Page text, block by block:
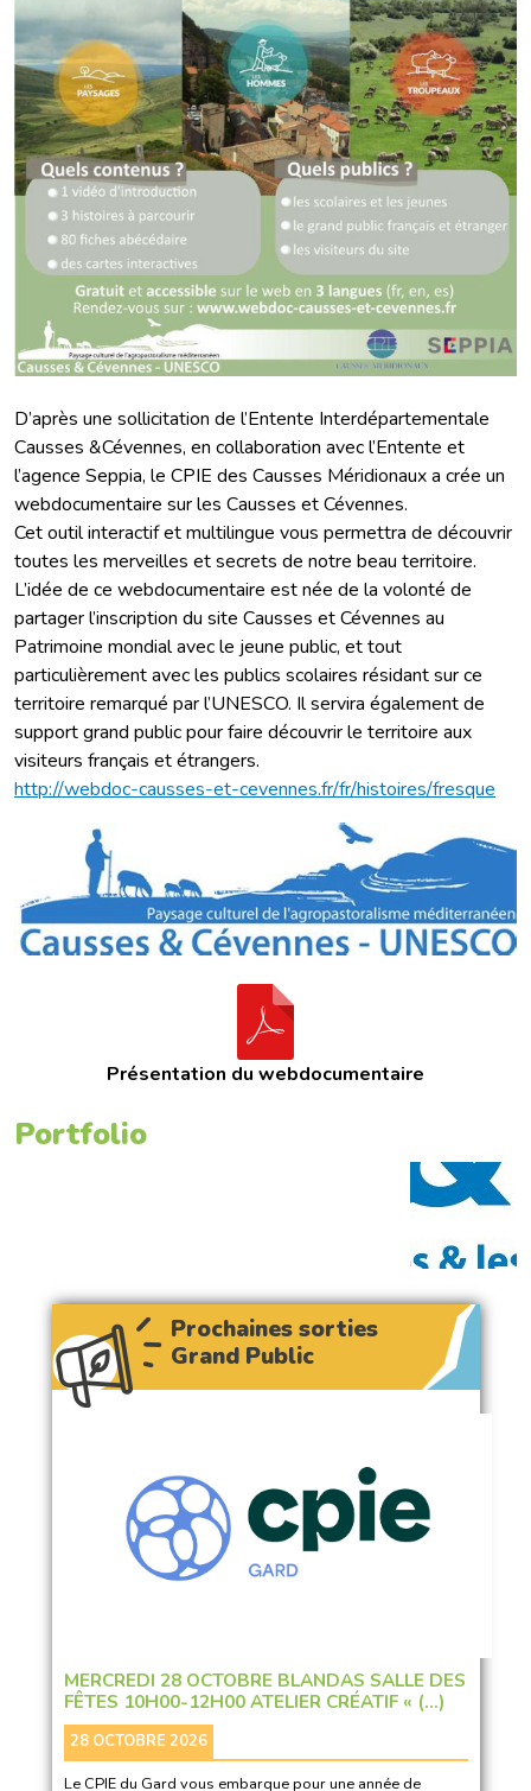
D’après une sollicitation de l’Entente Interdépartementale
Causses &Cévennes, en collaboration avec l’Entente et
l’agence Seppia, le CPIE des Causses Méridionaux a crée un
webdocumentaire sur les Causses et Cévennes.
Cet outil interactif et multilingue vous permettra de découvrir
toutes les merveilles et secrets de notre beau territoire.
L’idée de ce webdocumentaire est née de la volonté de
partager l’inscription du site Causses et Cévennes au
Patrimoine mondial avec le jeune public, et tout
particulièrement avec les publics scolaires résidant sur ce
territoire remarqué par l’UNESCO. Il servira également de
support grand public pour faire découvrir le territoire aux
visiteurs français et étrangers.
http://webdoc-causses-et-cevennes.fr/fr/histoires/fresque
Présentation du webdocumentaire
Portfolio
Prochaines sorties
Grand Public
MERCREDI 28 OCTOBRE BLANDAS SALLE DES
FÊTES 10H00-12H00 ATELIER CRÉATIF « (…)
28 OCTOBRE 2026
Le CPIE du Gard vous embarque pour une année de